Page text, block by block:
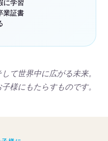
に学習
業証書
て世界中に広がる未来。
様にもたらすものです。